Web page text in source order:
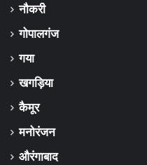
नौकरी
गोपालगंज
गया
खगड़िया
कैमूर
मनोरंजन
औरंगाबाद